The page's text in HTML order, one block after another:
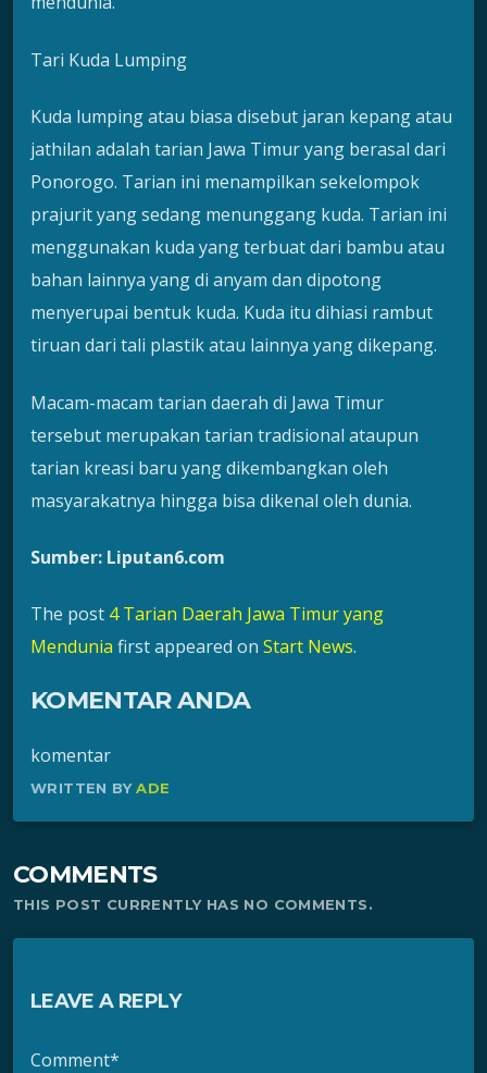
Tari Kuda Lumping
Kuda lumping atau biasa disebut jaran kepang atau
jathilan adalah tarian Jawa Timur yang berasal dari
Ponorogo. Tarian ini menampilkan sekelompok
prajurit yang sedang menunggang kuda. Tarian ini
menggunakan kuda yang terbuat dari bambu atau
bahan lainnya yang di anyam dan dipotong
menyerupai bentuk kuda. Kuda itu dihiasi rambut
tiruan dari tali plastik atau lainnya yang dikepang.
Macam-macam tarian daerah di Jawa Timur
tersebut merupakan tarian tradisional ataupun
tarian kreasi baru yang dikembangkan oleh
masyarakatnya hingga bisa dikenal oleh dunia.
Sumber: Liputan6.com
The post 4 Tarian Daerah Jawa Timur yang
Mendunia first appeared on Start News.
KOMENTAR ANDA
komentar
WRITTEN BYADE
COMMENTS
THIS POST CURRENTLY HAS NO COMMENTS.
LEAVE A REPLY
Comment*